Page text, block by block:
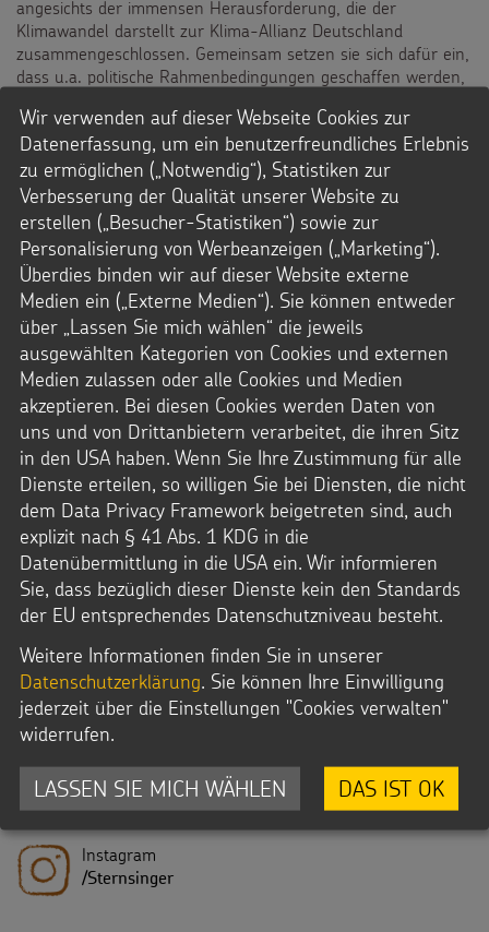
angesichts der immensen Herausforderung, die der
Klimawandel darstellt zur Klima-Allianz Deutschland
zusammengeschlossen. Gemeinsam setzen sie sich dafür ein,
dass u.a. politische Rahmenbedingungen geschaffen werden,
Treibhausgasemissionen in Deutschland, Europa und weltweit
bewirken. Mittlerweile zählt das Bündnis mehr als 100
Organisationen. Seit April 2017 gehört ihm auch das
Kindermissionswerk ,Die Sternsinger' an.
ZUR WEBSEITE DER KLIMA-ALLIANZ DEUTSCHLAND
KLIMA-
Information, Información, Informação
HOMEPAGE
Facebook
/Sternsinger
Twitter
@sternsinger_de
Instagram
/Sternsinger
Wir verwenden auf dieser Webseite Cookies zur
Datenerfassung, um ein benutzerfreundliches Erlebnis
zu ermöglichen („Notwendig“), Statistiken zur
Verbesserung der Qualität unserer Website zu
erstellen („Besucher-Statistiken“) sowie zur
Personalisierung von Werbeanzeigen („Marketing“).
Überdies binden wir auf dieser Website externe
Medien ein („Externe Medien“). Sie können entweder
über „Lassen Sie mich wählen“ die jeweils
ausgewählten Kategorien von Cookies und externen
Medien zulassen oder alle Cookies und Medien
akzeptieren. Bei diesen Cookies werden Daten von
uns und von Drittanbietern verarbeitet, die ihren Sitz
in den USA haben. Wenn Sie Ihre Zustimmung für alle
Dienste erteilen, so willigen Sie bei Diensten, die nicht
dem Data Privacy Framework beigetreten sind, auch
explizit nach § 41 Abs. 1 KDG in die
Datenübermittlung in die USA ein. Wir informieren
Sie, dass bezüglich dieser Dienste kein den Standards
der EU entsprechendes Datenschutzniveau besteht.
Weitere Informationen finden Sie in unserer
Datenschutzerklärung. Sie können Ihre Einwilligung
jederzeit über die Einstellungen "Cookies verwalten"
widerrufen.
LASSEN SIE MICH WÄHLEN DAS IST OK